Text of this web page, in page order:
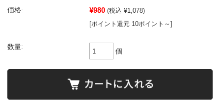
価格: ¥980 (税込 ¥1,078)
[ポイント還元 10ポイント～]
数量:
個